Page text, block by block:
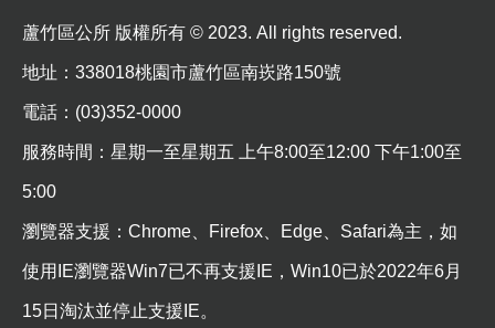
錄
相
關
料
首
頁
網
蘆竹區公所 版權所有 © 2023. All rights reserved.
地址 ：338018桃園市蘆竹區南崁路150號
電話：(03)352-0000
服務時間：星期一至星期五 上午8:00至12:00 下午1:00至
5:00
瀏覽器支援：Chrome、Firefox、Edge、Safari為主，如
使用IE瀏覽器Win7已不再支援IE，Win10已於2022年6月
15日淘汰並停止支援IE。